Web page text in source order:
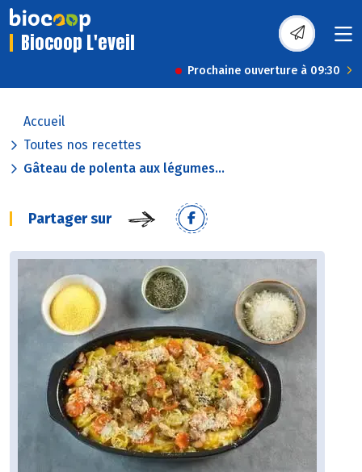
Biocoop L'eveil
Prochaine ouverture à 09:30
Accueil
Toutes nos recettes
Gâteau de polenta aux légumes...
Partager sur